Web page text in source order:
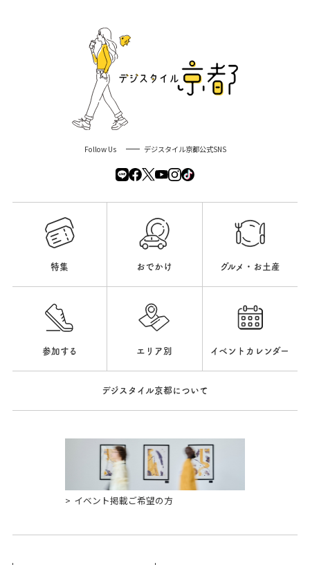
Follow Us デジスタイル京都公式SNS
特集 おでかけ グルメ・お土産
参加する エリア別 イベントカレンダー
デジスタイル京都について
イベント掲載ご希望の方